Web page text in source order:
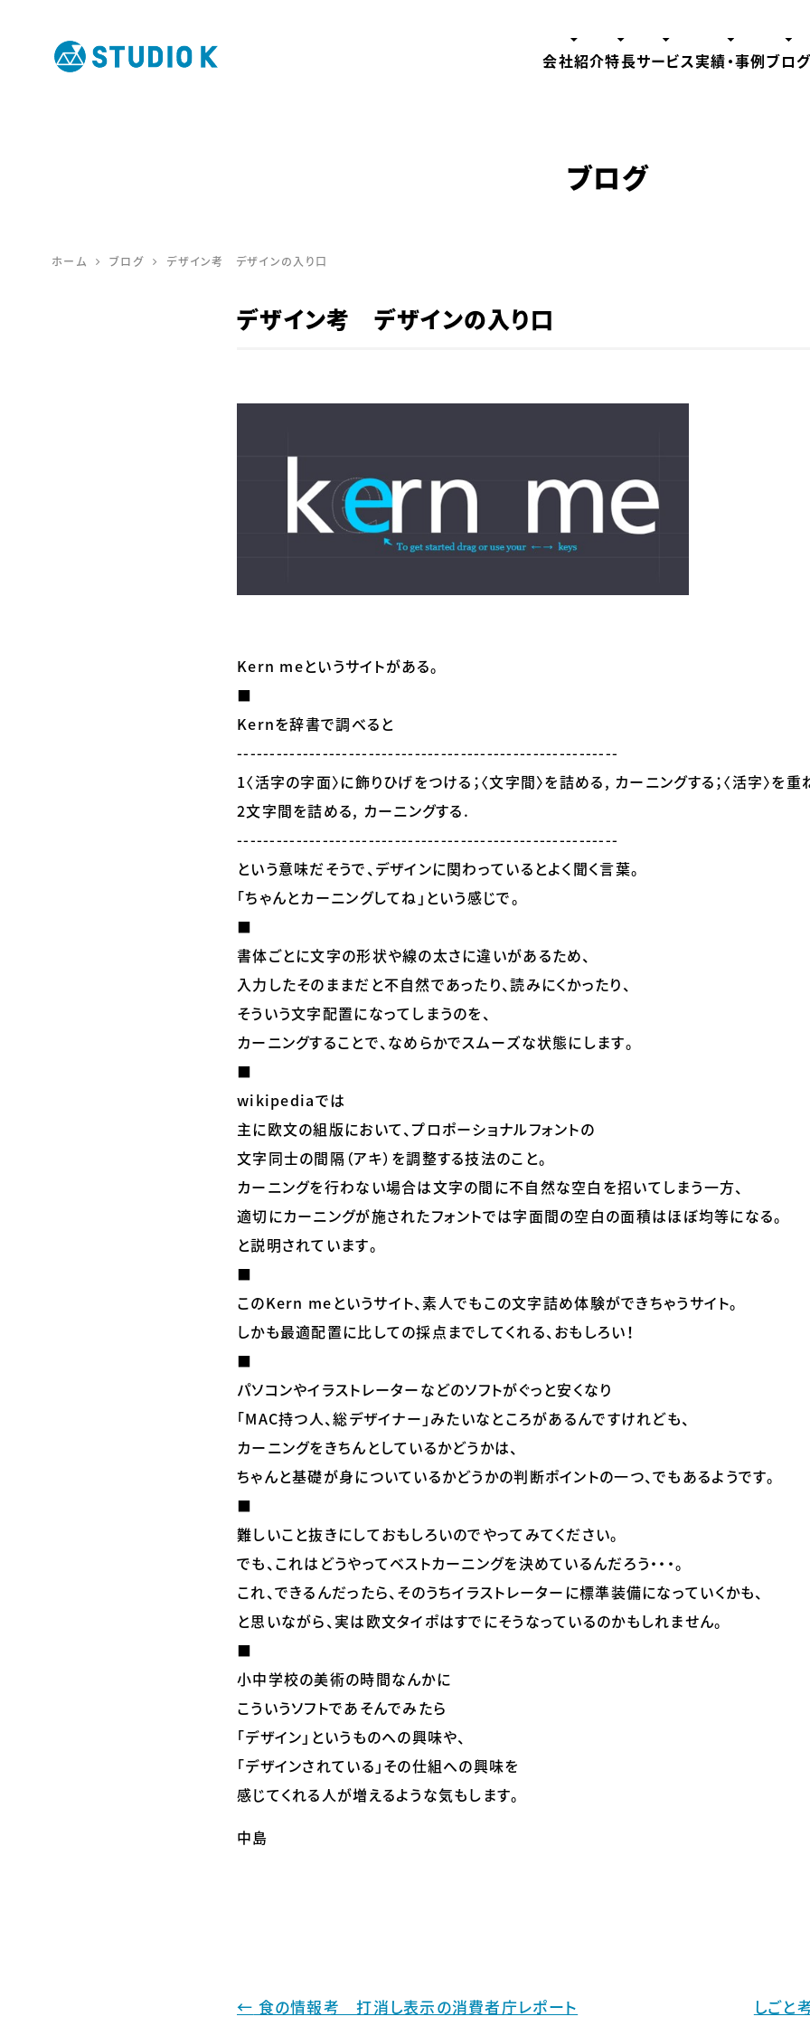
会社紹介特長サービス実績・事例ブロ
ブログ
ホーム ブログ デザイン考 デザインの入り口
デザイン考 デザインの入り口
Kern meというサイトがある。
⬛
Kernを辞書で調べると
----------------------------------------------------------
1〈活字の字面〉に飾りひげをつける；〈文字間〉を詰める, カーニングする；〈活字〉を重
2文字間を詰める, カーニングする.
----------------------------------------------------------
という意味だそうで、デザインに関わっているとよく聞く言葉。
「ちゃんとカーニングしてね」という感じで。
⬛
書体ごとに文字の形状や線の太さに違いがあるため、
入力したそのままだと不自然であったり、読みにくかったり、
そういう文字配置になってしまうのを、
カーニングすることで、なめらかでスムーズな状態にします。
⬛
wikipediaでは
主に欧文の組版において、プロポーショナルフォントの
文字同士の間隔（アキ）を調整する技法のこと。
カーニングを行わない場合は文字の間に不自然な空白を招いてしまう一方、
適切にカーニングが施されたフォントでは字面間の空白の面積はほぼ均等になる。
と説明されています。
⬛
このKern meというサイト、素人でもこの文字詰め体験ができちゃうサイト。
しかも最適配置に比しての採点までしてくれる、おもしろい！
⬛
パソコンやイラストレーターなどのソフトがぐっと安くなり
「MAC持つ人、総デザイナー」みたいなところがあるんですけれども、
カーニングをきちんとしているかどうかは、
ちゃんと基礎が身についているかどうかの判断ポイントの一つ、でもあるようです。
⬛
難しいこと抜きにしておもしろいのでやってみてください。
でも、これはどうやってベストカーニングを決めているんだろう・・・。
これ、できるんだったら、そのうちイラストレーターに標準装備になっていくかも、
と思いながら、実は欧文タイポはすでにそうなっているのかもしれません。
⬛
小中学校の美術の時間なんかに
こういうソフトであそんでみたら
「デザイン」というものへの興味や、
「デザインされている」その仕組への興味を
感じてくれる人が増えるような気もします。
中島
← 食の情報考 打消し表示の消費者庁レポート しご